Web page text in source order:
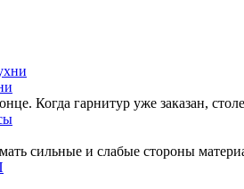
Когда гарнитур уже заказан,
сильные и слабые стороны